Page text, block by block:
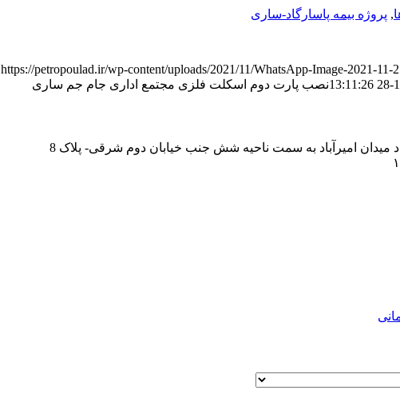
, پروژه بیمه پاسارگاد-ساری
https://petropoulad.ir/wp-content/uploads/2021/11/WhatsApp-Image-2021-11-
نصب پارت دوم اسکلت فلزی مجتمع اداری جام جم ساری
میدان امیرآباد به سمت ناحیه شش جنب خیابان دوم شرقی- پلاک 8